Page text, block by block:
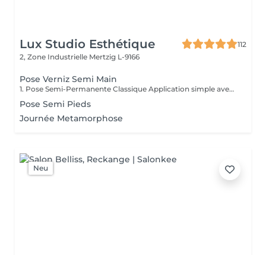
Lux Studio Esthétique
112
2, Zone Industrielle Mertzig L-9166
Pose Verniz Semi Main
1. Pose Semi-Permanente Classique Application simple avec une fine couche de base. Idéale pour celles qui souhaitent de la couleur, de la brillance et un léger renfort. Tenue moyenne 2 semaines. 2. Pose Semi + Renfort Combinaison d'une base classique avec une couche de renfort. Offre une meilleure résistance que le semi-permanent classique, parfaite pour les ongles naturels. Moyenne Tenue de 2 à 3 semaines. 3. Pose Semi + Fiber Ultra Base classique combinée à un gel enrichi en fibres, idéale pour les ongles fragiles ou nécessitant un renforcement supplémentaire. Tenue Moyenne 3 à 4 semaines.
Pose Semi Pieds
Journée Metamorphose
Neu